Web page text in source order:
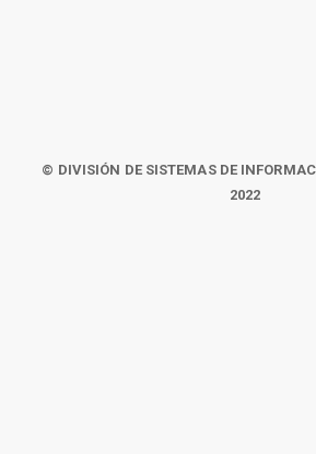
© DIVISIÓN DE SISTEMAS DE
2022